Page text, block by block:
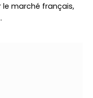
le marché français,